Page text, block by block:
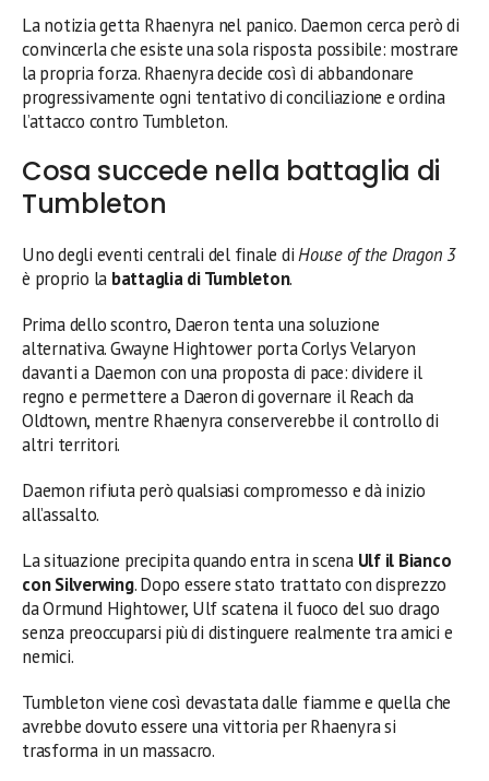
La notizia getta Rhaenyra nel panico. Daemon cerca però di
convincerla che esiste una sola risposta possibile: mostrare
la propria forza. Rhaenyra decide così di abbandonare
progressivamente ogni tentativo di conciliazione e ordina
l’attacco contro Tumbleton.
Cosa succede nella battaglia di
Tumbleton
Uno degli eventi centrali del finale diHouse of the Dragon 3
è proprio la battaglia di Tumbleton.
Prima dello scontro, Daeron tenta una soluzione
alternativa. Gwayne Hightower porta Corlys Velaryon
davanti a Daemon con una proposta di pace: dividere il
regno e permettere a Daeron di governare il Reach da
Oldtown, mentre Rhaenyra conserverebbe il controllo di
altri territori.
Daemon rifiuta però qualsiasi compromesso e dà inizio
all’assalto.
La situazione precipita quando entra in scena Ulf il Bianco
con Silverwing. Dopo essere stato trattato con disprezzo
da Ormund Hightower, Ulf scatena il fuoco del suo drago
senza preoccuparsi più di distinguere realmente tra amici e
nemici.
Tumbleton viene così devastata dalle fiamme e quella che
avrebbe dovuto essere una vittoria per Rhaenyra si
trasforma in un massacro.